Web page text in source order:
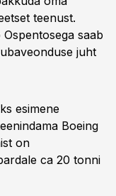
teenust.
saab
juht
esimene
Boeing
on
ca 20 tonni